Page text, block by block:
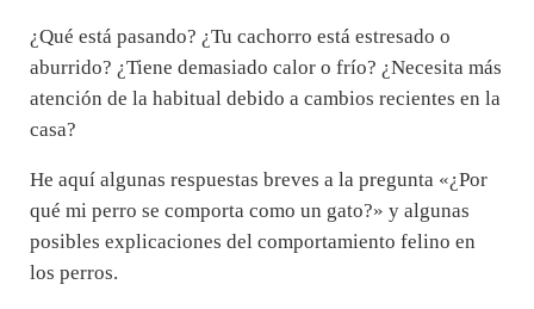
¿Qué está pasando? ¿Tu cachorro está estresado o
aburrido? ¿Tiene demasiado calor o frío? ¿Necesita más
atención de la habitual debido a cambios recientes en la
casa?
He aquí algunas respuestas breves a la pregunta «¿Por
qué mi perro se comporta como un gato?» y algunas
posibles explicaciones del comportamiento felino en
los perros.